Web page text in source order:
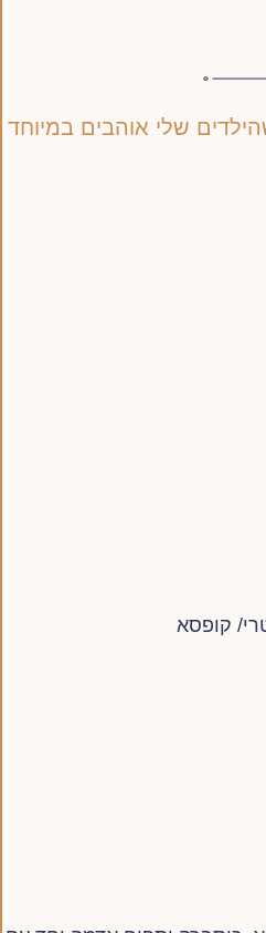
שלי אוהבים במיוחד